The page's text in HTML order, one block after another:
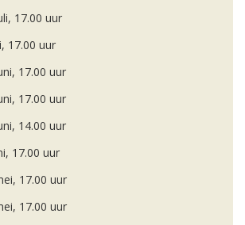
17.00 uur
17.00 uur
17.00 uur
17.00 uur
14.00 uur
17.00 uur
17.00 uur
17.00 uur